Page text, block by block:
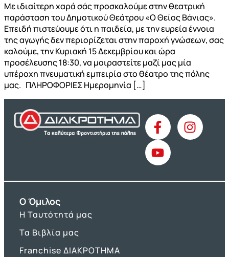
Mε ιδιαίτερη χαρά σάς προσκαλούμε στην θεατρική
παράσταση του Δημοτικού Θεάτρου «Ο Θείος Βάνιας».
Επειδή πιστεύουμε ότι η παιδεία, με την ευρεία έννοια
της αγωγής δεν περιορίζεται στην παροχή γνώσεων, σας
καλούμε, την Κυριακή 15 Δεκεμβρίου και ώρα
προσέλευσης 18:30, να μοιραστείτε μαζί μας μία
υπέροχη πνευματική εμπειρία στο θέατρο της πόλης
μας. ΠΛΗΡΟΦΟΡΙΕΣ Ημερομηνία […]
O Όμιλος
Η Ταυτότητά μας
Τα Βιβλία μας
Franchise ΔΙΑΚΡΟΤΗΜΑ